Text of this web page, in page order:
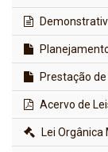
Prestação
Acervo de
Lei Orgânica